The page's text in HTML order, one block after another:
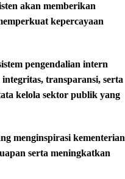
akan memberikan
kepercayaan
pengendalian intern
transparansi, serta
kelola sektor publik yang
menginspirasi kementerian
serta meningkatkan